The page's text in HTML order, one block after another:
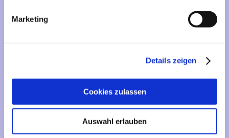
Marketing
Details zeigen
Cookies zulassen
Auswahl erlauben
Informationen
Liefer- und Versandkosten
Impressum
Sitemap